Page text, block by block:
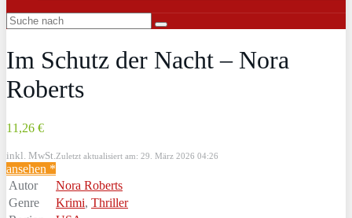
Im Schutz der Nacht – Nora
Roberts
11,26 €
inkl. MwSt. Zuletzt aktualisiert am: 29. März 2026 04:26
ansehen *
Autor
Nora Roberts
Genre
Krimi, Thriller